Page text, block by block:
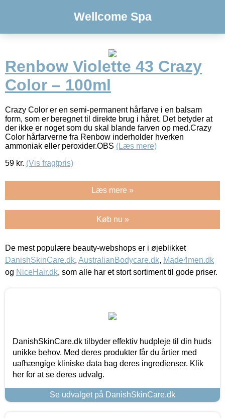
Wellcome Spa
Renbow Violette 43 Crazy
Color – 100ml
Crazy Color er en semi-permanent hårfarve i en balsam
form, som er beregnet til direkte brug i håret. Det betyder at
der ikke er noget som du skal blande farven op med.Crazy
Color hårfarverne fra Renbow inderholder hverken
ammoniak eller peroxider.OBS (Læs mere)
59 kr. (Vis fragtpris)
Læs mere »
Køb nu »
De mest populære beauty-webshops er i øjeblikket
DanishSkinCare.dk, AustralianBodycare.dk, Made4men.dk
og NiceHair.dk, som alle har et stort sortiment til gode priser.
DanishSkinCare.dk tilbyder effektiv hudpleje til din huds
unikke behov. Med deres produkter får du årtier med
uafhængige kliniske data bag deres ingredienser. Klik
her for at se deres udvalg.
Se udvalget på DanishSkinCare.dk